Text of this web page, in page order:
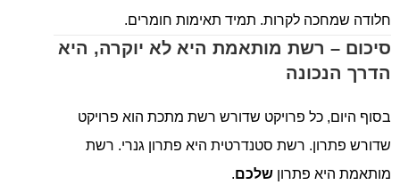
חלודה שמחכה לקרות. תמיד תאימות חומרים.
סיכום – רשת מותאמת היא לא יוקרה, היא
הדרך הנכונה
בסוף היום, כל פרויקט שדורש רשת מתכת הוא פרויקט
שדורש פתרון. רשת סטנדרטית היא פתרון גנרי. רשת
מותאמת היא פתרון שלכם.